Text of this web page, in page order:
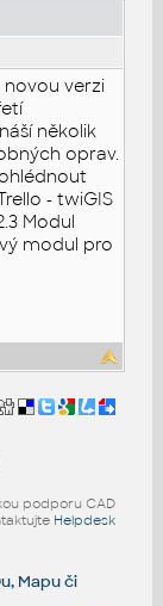
novou verzi
několik
oprav.
- twiGIS
Modul
modul pro
podporu CAD
Helpdesk
Mapu či